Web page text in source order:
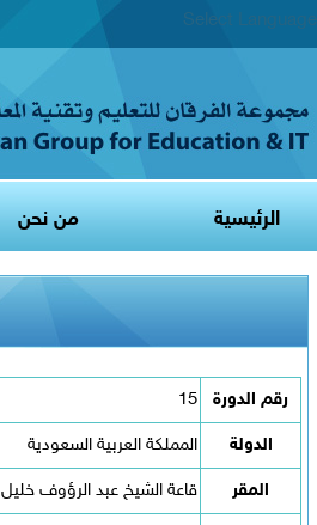
Select Language
من نحن الرئيسية
رقم الدورة 15
الدولة المملكة العربية السعودية
المقر قاعة الشيخ عبد الرؤوف خليل